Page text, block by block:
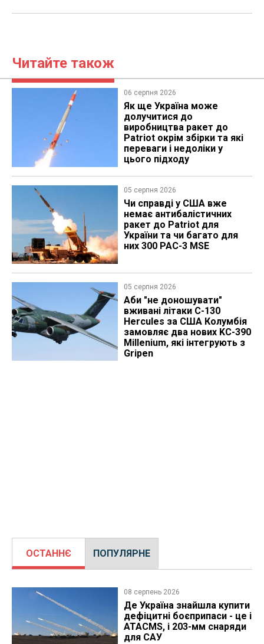
Читайте також
06 серпня 2026
Як ще Україна може
долучитися до
виробництва ракет до
Patriot окрім збірки та які
переваги і недоліки у
цього підходу
05 серпня 2026
Чи справді у США вже
немає антибалістичних
ракет до Patriot для
України та чи багато для
них 300 PAC-3 MSE
05 серпня 2026
Аби "не доношувати"
вживані літаки C-130
Hercules за США Колумбія
замовляє два нових KC-390
Millenium, які інтегрують з
Gripen
ОСТАННЄ ПОПУЛЯРНЕ
08 серпень 2026
Де Україна знайшла купити
дефіцитні боєприпаси - це і
ATACMS, і 203-мм снаряди
для САУ